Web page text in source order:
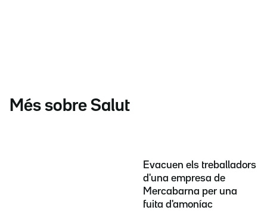
Més sobre Salut
Evacuen els treballadors
d'una empresa de
Mercabarna per una
fuita d'amoníac